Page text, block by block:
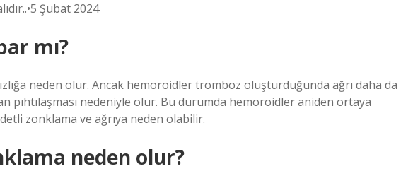
Şubat 2024
mı?
neden olur. Ancak hemoroidler tromboz oluşturduğunda ağrı daha da
pıhtılaşması nedeniyle olur. Bu durumda hemoroidler aniden ortaya
zonklama ve ağrıya neden olabilir.
neden olur?